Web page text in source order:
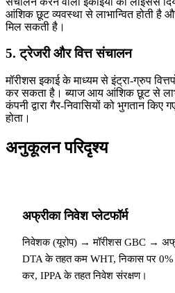
आंशिक छूट व्यवस्था से लाभान्वित होती
मिल सकती है।
5. ट्रेजरी और वित्त संचालन
मॉरीशस इकाई के माध्यम से इंट्रा-ग्रुप
कर सकता है। ब्याज आय आंशिक छूट से
कंपनी द्वारा गैर-निवासियों को भुगतान किए
होता।
अनुकूलन परिदृश्य
अफ्रीका निवेश प्लेटफॉर्म
निवेशक (यूरोप) → मॉरीशस GBC →
DTA के तहत कम WHT, निकास पर 0%
कर, IPPA के तहत निवेश संरक्षण।